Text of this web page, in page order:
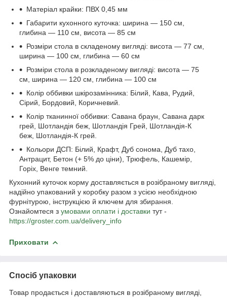
Матеріал крайки: ПВХ 0,45 мм
Габарити кухонного куточка: ширина — 150 см,
глибина — 110 см, висота — 85 см
Розміри стола в складеному вигляді: висота — 77 см,
ширина — 100 см, глибина — 60 см
Розміри стола в розкладеному вигляді: висота — 75
см, ширина — 120 см, глибина — 100 см
Колір оббивки шкірозамінника: Білий, Кава, Рудий,
Сірий, Бордовий, Коричневий.
Колір тканинної оббивки: Савана браун, Савана дарк
грей, Шотландія беж, Шотландія Грей, Шотландія-К
беж, Шотландія-К грей.
Кольори ДСП: Білий, Крафт, Дуб сонома, Дуб тахо,
Антрацит, Бетон (+ 5% до ціни), Трюфель, Кашемір,
Горіх, Венге темний.
Кухонний куточок корму доставляється в розібраному вигляді,
надійно упакований у коробку разом з усією необхідною
фурнітурою, інструкцією й ключем для збирання.
Ознайомтеся з умовами оплати і доставки тут -
https://groster.com.ua/delivery_info
Приховати
Спосіб упаковки
Товар продається і доставляються в розібраному вигляді,